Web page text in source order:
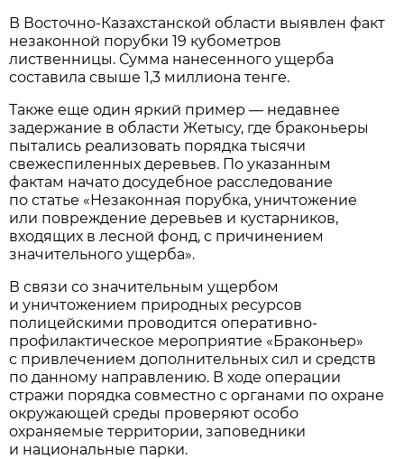
В Восточно-Казахстанской области выявлен факт
незаконной порубки 19 кубометров
лиственницы. Сумма нанесенного ущерба
составила свыше 1,3 миллиона тенге.
Также еще один яркий пример — недавнее
задержание в области Жетысу, где браконьеры
пытались реализовать порядка тысячи
свежеспиленных деревьев. По указанным
фактам начато досудебное расследование
по статье «Незаконная порубка, уничтожение
или повреждение деревьев и кустарников,
входящих в лесной фонд, с причинением
значительного ущерба».
В связи со значительным ущербом
и уничтожением природных ресурсов
полицейскими проводится оперативно-
профилактическое мероприятие «Браконьер»
с привлечением дополнительных сил и средств
по данному направлению. В ходе операции
стражи порядка совместно с органами по охране
окружающей среды проверяют особо
охраняемые территории, заповедники
и национальные парки.